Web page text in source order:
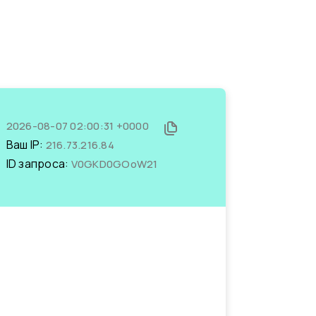
2026-08-07 02:00:31 +0000
Ваш IP: 216.73.216.84
ID запроса: V0GKD0GOoW21